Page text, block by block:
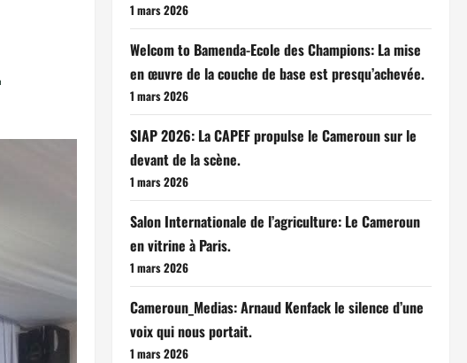
1 mars 2026
Welcom to Bamenda-Ecole des Champions: La mise
en œuvre de la couche de base est presqu’achevée.
1 mars 2026
SIAP 2026: La CAPEF propulse le Cameroun sur le
devant de la scène.
1 mars 2026
Salon Internationale de l’agriculture: Le Cameroun
en vitrine à Paris.
1 mars 2026
Cameroun_Medias: Arnaud Kenfack le silence d’une
voix qui nous portait.
1 mars 2026